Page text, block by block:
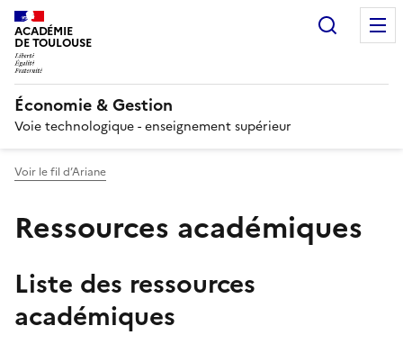
ACADÉMIE
DE TOULOUSE
Économie & Gestion
Voie technologique - enseignement supérieur
Voir le fil d’Ariane
Ressources académiques
Liste des ressources
académiques